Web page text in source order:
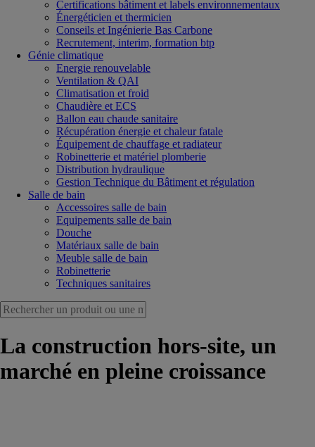
Certifications bâtiment et labels environnementaux
Énergéticien et thermicien
Conseils et Ingénierie Bas Carbone
Recrutement, interim, formation btp
Génie climatique
Energie renouvelable
Ventilation & QAI
Climatisation et froid
Chaudière et ECS
Ballon eau chaude sanitaire
Récupération énergie et chaleur fatale
Équipement de chauffage et radiateur
Robinetterie et matériel plomberie
Distribution hydraulique
Gestion Technique du Bâtiment et régulation
Salle de bain
Accessoires salle de bain
Equipements salle de bain
Douche
Matériaux salle de bain
Meuble salle de bain
Robinetterie
Techniques sanitaires
La construction hors-site, un
marché en pleine croissance